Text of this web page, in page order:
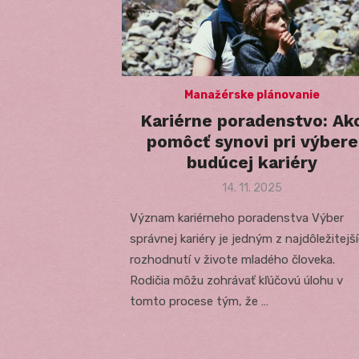
Manažérske plánovanie
Kariérne poradenstvo:
pomôcť synovi pri výbere
budúcej kariéry
Posted
14. 11. 2025
Význam kariérneho poradenstva Výber
správnej kariéry je jedným z
rozhodnutí v živote mladého človeka.
Rodičia môžu zohrávať kľúčovú úlohu v
tomto procese tým, že …